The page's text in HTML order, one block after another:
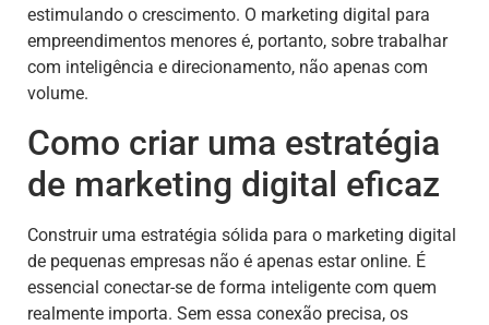
estimulando o crescimento. O marketing digital para
empreendimentos menores é, portanto, sobre trabalhar
com inteligência e direcionamento, não apenas com
volume.
Como criar uma estratégia
de marketing digital eficaz
Construir uma estratégia sólida para o marketing digital
de pequenas empresas não é apenas estar online. É
essencial conectar-se de forma inteligente com quem
realmente importa. Sem essa conexão precisa, os